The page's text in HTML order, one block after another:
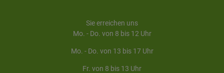
Sie erreichen uns
Mo. - Do. von 8 bis 12 Uhr
Mo. - Do. von 13 bis 17 Uhr
Fr. von 8 bis 13 Uhr